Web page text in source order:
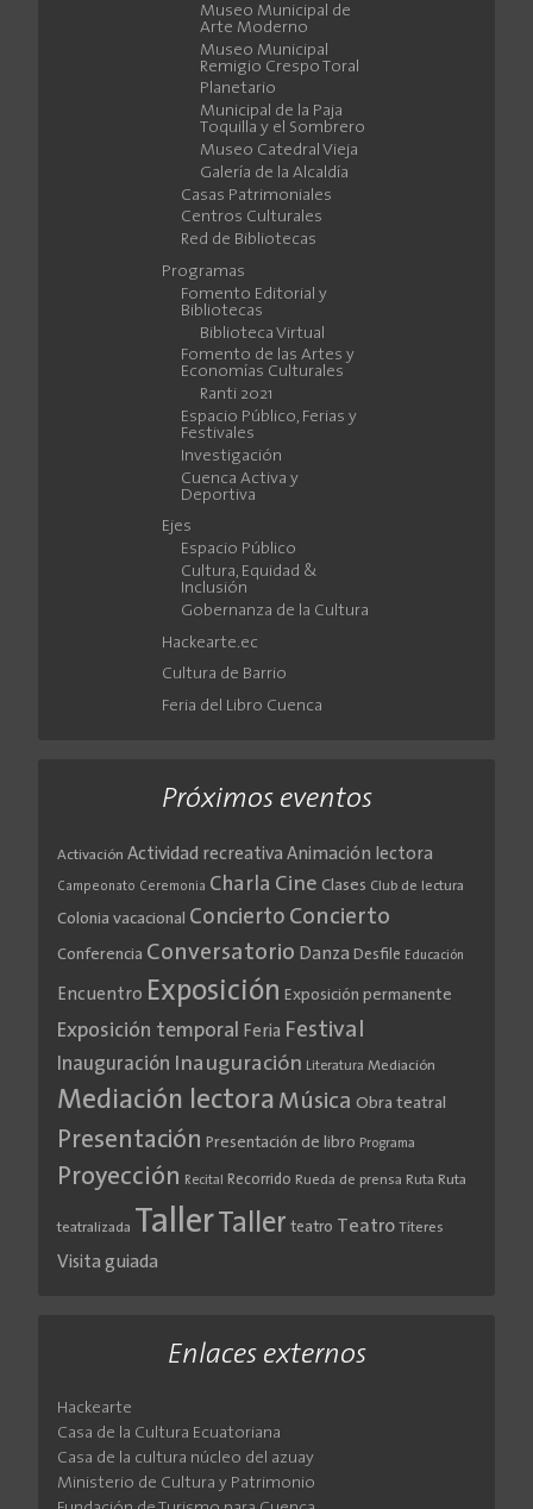
Museo Municipal de
Arte Moderno
Museo Municipal
Remigio Crespo Toral
Planetario
Municipal de la Paja
Toquilla y el Sombrero
Museo Catedral Vieja
Galería de la Alcaldía
Casas Patrimoniales
Centros Culturales
Red de Bibliotecas
Programas
Fomento Editorial y
Bibliotecas
Biblioteca Virtual
Fomento de las Artes y
Economías Culturales
Ranti 2021
Espacio Público, Ferias y
Festivales
Investigación
Cuenca Activa y
Deportiva
Ejes
Espacio Público
Cultura, Equidad &
Inclusión
Gobernanza de la Cultura
Hackearte.ec
Cultura de Barrio
Feria del Libro Cuenca
Próximos eventos
Activación Actividad recreativa Animación lectora
Campeonato Ceremonia Charla Cine Clases Club de lectura
Colonia vacacional Concierto Concierto
Conferencia Conversatorio Danza Desfile Educación
Encuentro Exposición Exposición permanente
Exposición temporal Feria Festival
Inauguración Inauguración Literatura Mediación
Mediación lectora Música Obra teatral
Presentación Presentación de libro Programa
Proyección Recital Recorrido Rueda de prensa Ruta Ruta
teatralizada TallerTaller teatro Teatro Títeres
Visita guiada
Enlaces externos
Hackearte
Casa de la Cultura Ecuatoriana
Casa de la cultura núcleo del azuay
Ministerio de Cultura y Patrimonio